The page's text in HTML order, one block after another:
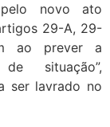
novo ato
29-A, 29-
ao prever a
situação”,
ser lavrado no